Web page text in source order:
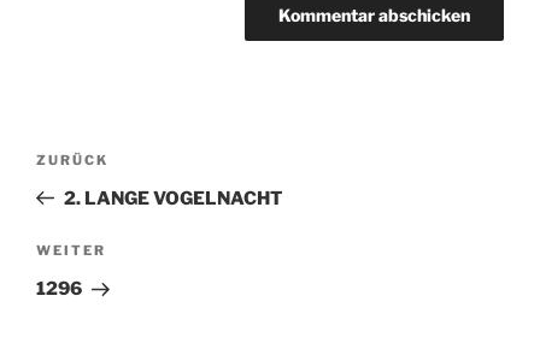
Beitragsnavigation
Vorheriger
Beitrag
ZURÜCK
2. LANGE VOGELNACHT
Nächster
Beitrag
WEITER
1296